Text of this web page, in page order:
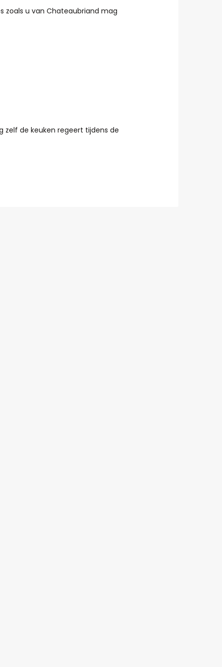
zoals u van Chateaubriand mag
zelf de keuken regeert tijdens de